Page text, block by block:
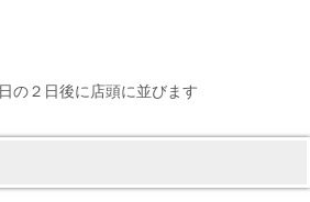
の２日後に店頭に並びます